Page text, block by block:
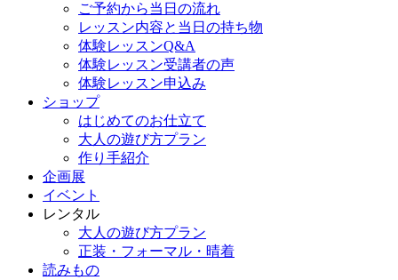
ご予約から当日の流れ
レッスン内容と当日の持ち物
体験レッスンQ&A
体験レッスン受講者の声
体験レッスン申込み
ショップ
はじめてのお仕立て
大人の遊び方プラン
作り手紹介
企画展
イベント
レンタル
大人の遊び方プラン
正装・フォーマル・晴着
読みもの